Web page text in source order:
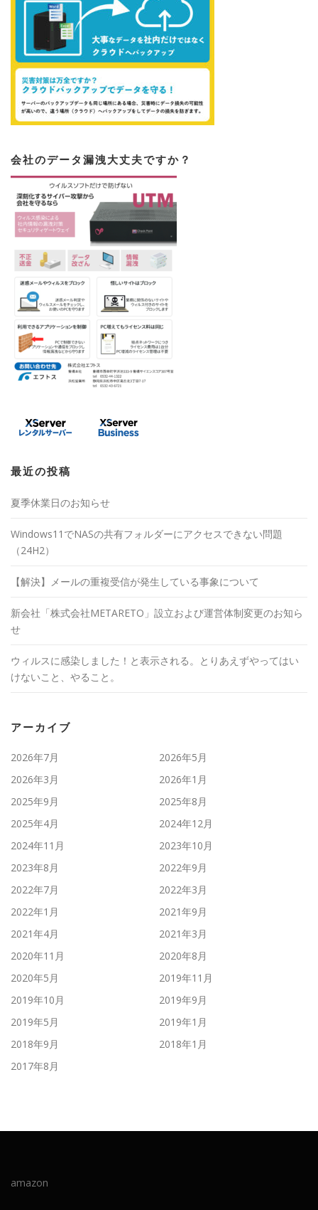
会社のデータ漏洩大丈夫ですか？
最近の投稿
夏季休業日のお知らせ
Windows11でNASの共有フォルダーにアクセスできない問題
（24H2）
【解決】メールの重複受信が発生している事象について
新会社「株式会社METARETO」設立および運営体制変更のお知ら
せ
ウィルスに感染しました！と表示される。とりあえずやってはい
けないこと、やること。
アーカイブ
2026年7月
2026年5月
2026年3月
2026年1月
2025年9月
2025年8月
2025年4月
2024年12月
2024年11月
2023年10月
2023年8月
2022年9月
2022年7月
2022年3月
2022年1月
2021年9月
2021年4月
2021年3月
2020年11月
2020年8月
2020年5月
2019年11月
2019年10月
2019年9月
2019年5月
2019年1月
2018年9月
2018年1月
2017年8月
amazon